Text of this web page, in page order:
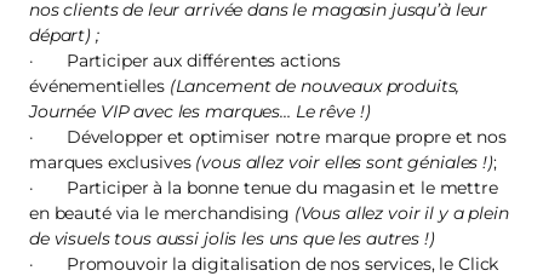
nos clients de leur arrivée dans le magasin jusqu’à leur
départ) ;
· Participer aux différentes actions
événementielles (Lancement de nouveaux produits,
Journée VIP avec les marques… Le rêve !)
· Développer et optimiser notre marque propre et nos
marques exclusives (vous allez voir elles sont géniales !);
· Participer à la bonne tenue du magasin et le mettre
en beauté via le merchandising (Vous allez voir il y a plein
de visuels tous aussi jolis les uns que les autres !)
· Promouvoir la digitalisation de nos services, le Click